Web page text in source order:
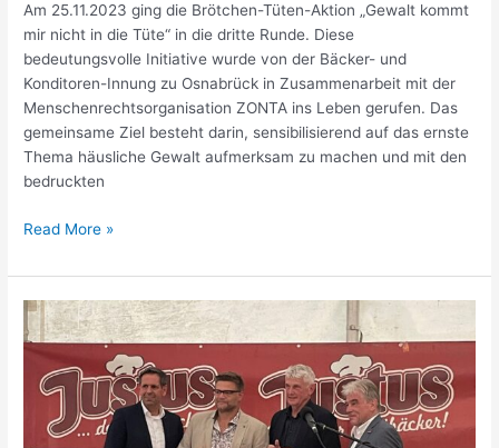
Am 25.11.2023 ging die Brötchen-Tüten-Aktion „Gewalt kommt
mir nicht in die Tüte“ in die dritte Runde. Diese
bedeutungsvolle Initiative wurde von der Bäcker- und
Konditoren-Innung zu Osnabrück in Zusammenarbeit mit der
Menschenrechtsorganisation ZONTA ins Leben gerufen. Das
gemeinsame Ziel besteht darin, sensibilisierend auf das ernste
Thema häusliche Gewalt aufmerksam zu machen und mit den
bedruckten
Read More »
200
Jahre
Bäckerei
Justus